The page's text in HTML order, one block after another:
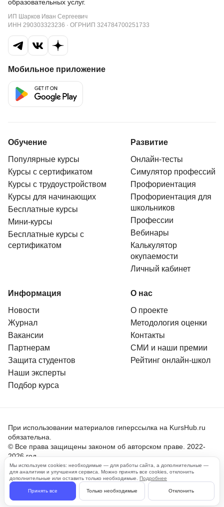
образовательных услуг.
ИП Шарков Иван Сергеевич
ИНН 290303323236 · ОГРНИП 324784700251733
Мобильное приложение
Обучение
Популярные курсы
Курсы с сертификатом
Курсы с трудоустройством
Курсы для начинающих
Бесплатные курсы
Мини-курсы
Бесплатные курсы с
сертификатом
Развитие
Онлайн-тесты
Симулятор профессий
Профориентация
Профориентация для
школьников
Профессии
Вебинары
Калькулятор
окупаемости
Личный кабинет
Информация
Новости
Журнал
Вакансии
Партнерам
Защита студентов
Наши эксперты
Подбор курса
О нас
О проекте
Методология оценки
Контакты
СМИ и наши премии
Рейтинг онлайн-школ
При использовании материалов гиперссылка на KursHub.ru
обязательна.
© Все права защищены законом об авторском праве. 2022-
2026 год.
Пользовательское соглашение
Политика обработки персональных данных
Мы используем cookies: необходимые — для работы сайта, а дополнительные —
для аналитики и улучшения сервиса. Можно принять все cookies, отклонить
дополнительные или оставить только необходимые. Подробнее
Принять все Только необходимые Отклонить